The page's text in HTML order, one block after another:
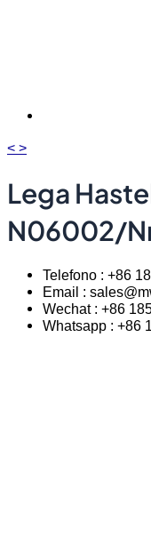
< >
Lega
N06002/
Telefono : +86
Email :
Wechat : +86
Whatsapp : +86